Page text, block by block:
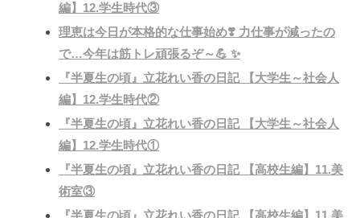
編】12.学生時代③
理恵は今日が本格的な仕事始め❣️ 力仕事が減ったの
で…今年は筋トレ頑張るぞ～💪 ✨
『半夏生の頃』立花れい香の日記 【大学生～社会人
編】12.学生時代②
『半夏生の頃』立花れい香の日記 【大学生～社会人
編】12.学生時代①
『半夏生の頃』立花れい香の日記 【高校生編】11.美
術室③